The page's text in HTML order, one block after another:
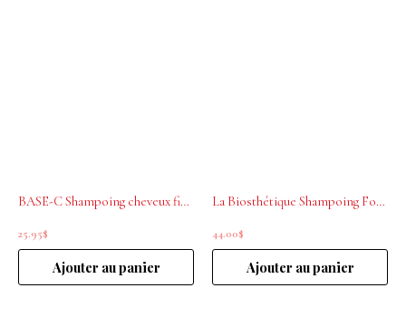
BASE-C Shampoing cheveux fins Rituel Volume 300ml
25.95$
Ajouter au panier
La Biosthétique Shampoing Fortifiant 250ml
44.00$
Ajouter au panier